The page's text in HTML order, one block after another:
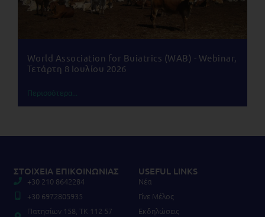
World Association for Buiatrics (WAB) - Webinar,
Τετάρτη 8 Ιουλίου 2026
Περισσότερα...
ΣΤΟΙΧΕΙΑ ΕΠΙΚΟΙΝΩΝΙΑΣ
+30 210 8642284
+30 6972805935
Πατησίων 158, TK 112 57
USEFUL LINKS
Νέα
Γίνε Μέλος
Εκδηλώσεις